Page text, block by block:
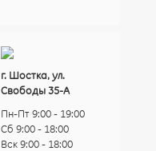
г. Шостка, ул.
Свободы 35-А
Пн-Пт 9:00 - 19:00
Сб 9:00 - 18:00
Вск 9:00 - 18:00